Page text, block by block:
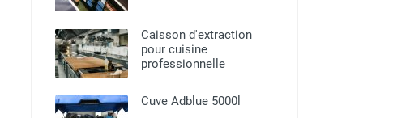
Caisson d'extraction
pour cuisine
professionnelle​
Cuve Adblue 5000l